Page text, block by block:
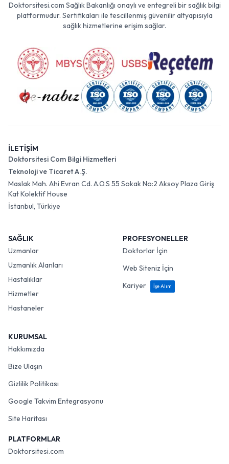
Doktorsitesi.com Sağlık Bakanlığı onaylı ve entegreli bir sağlık bilgi
platformudur. Sertifikaları ile tescillenmiş güvenilir altyapısıyla
sağlık hizmetlerine erişim sağlar.
İLETİŞİM
Doktorsitesi Com Bilgi Hizmetleri
Teknoloji ve Ticaret A.Ş.
Maslak Mah. Ahi Evran Cd. A.O.S 55 Sokak No:2 Aksoy Plaza Giriş
Kat Kolektif House
İstanbul, Türkiye
SAĞLIK
Uzmanlar
Uzmanlık Alanları
Hastalıklar
Hizmetler
Hastaneler
PROFESYONELLER
Doktorlar İçin
Web Siteniz İçin
Kariyer
İşe Alım
KURUMSAL
Hakkımızda
Bize Ulaşın
Gizlilik Politikası
Google Takvim Entegrasyonu
Site Haritası
PLATFORMLAR
Doktorsitesi.com